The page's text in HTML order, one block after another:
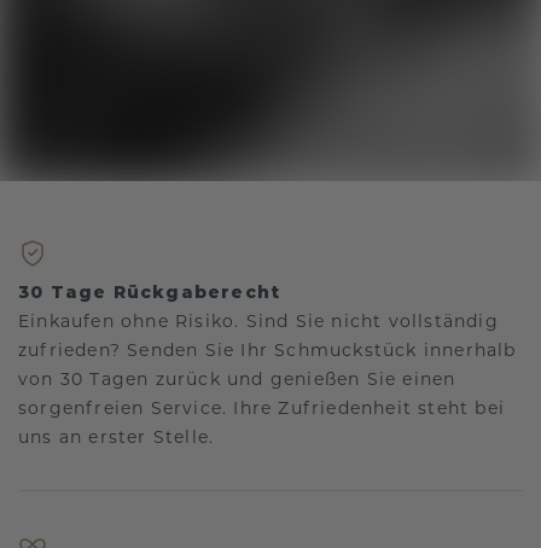
30 Tage Rückgaberecht
Einkaufen ohne Risiko. Sind Sie nicht vollständig
zufrieden? Senden Sie Ihr Schmuckstück innerhalb
von 30 Tagen zurück und genießen Sie einen
sorgenfreien Service. Ihre Zufriedenheit steht bei
uns an erster Stelle.